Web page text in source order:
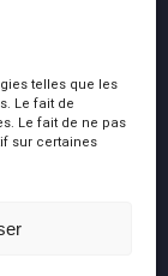
telles que les
Le fait de
Le fait de ne pas
sur certaines